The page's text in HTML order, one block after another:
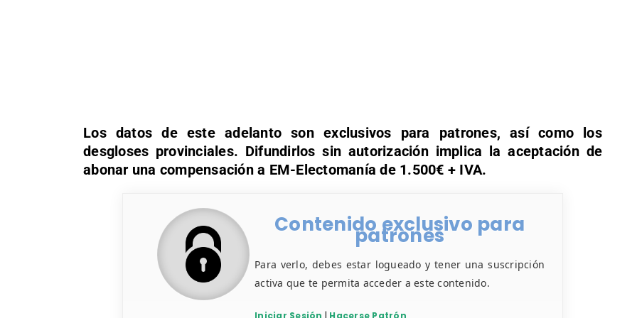
Los datos de este adelanto son exclusivos para patrones, así como los
desgloses provinciales. Difundirlos sin autorización implica la aceptación de
abonar una compensación a EM-Electomanía de 1.500€ + IVA.
Contenido exclusivo para
patrones
Para verlo, debes estar logueado y tener una suscripción
activa que te permita acceder a este contenido.
Iniciar Sesión | Hacerse Patrón